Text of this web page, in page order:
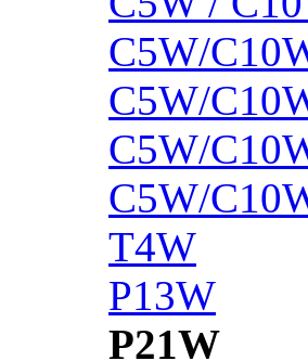
C5W/
C5W/
C5W/
C5W/
T4W
P13W
P21W